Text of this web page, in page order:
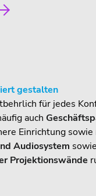
gestalten
für jedes
auch
Einrichtung
Audiosystem
Projektionswände